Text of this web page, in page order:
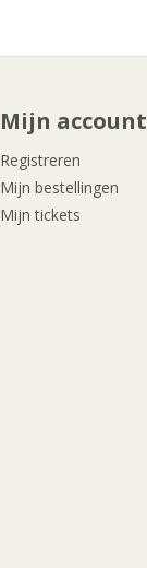
Mijn account
Registreren
Mijn bestellingen
Mijn tickets